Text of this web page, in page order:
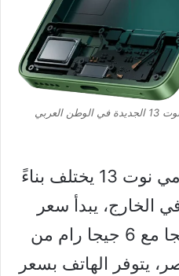
سعر هاتف شاومي ريدمي نوت 13 يختلف بناءً
الخارج، يبدأ سعر
الهاتف للنسخة 128 جيجا مع 6 جيجا رام من
يتوفر الهاتف بسعر